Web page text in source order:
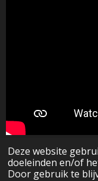
Deze website
doeleinden en/of
Door gebruik te
© 2022 - 2026